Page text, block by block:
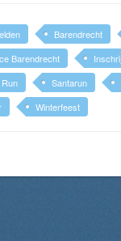
Barendrecht
Barendrecht
Santarun
Winterfeest